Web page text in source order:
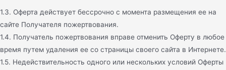
1.3. Оферта действует бессрочно с момента размещения ее на
сайте Получателя пожертвования.
1.4. Получатель пожертвования вправе отменить Оферту в любое
время путем удаления ее со страницы своего сайта в Интернете.
1.5. Недействительность одного или нескольких условий Оферты